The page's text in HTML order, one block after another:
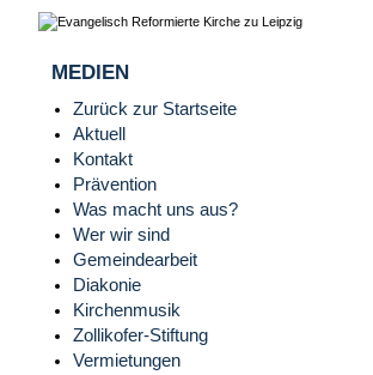
MEDIEN
Zurück zur Startseite
Aktuell
Kontakt
Prävention
Was macht uns aus?
Wer wir sind
Gemeindearbeit
Diakonie
Kirchenmusik
Zollikofer-Stiftung
Vermietungen